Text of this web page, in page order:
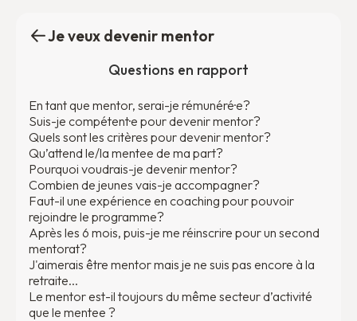
Je veux devenir mentor
Questions en rapport
En tant que mentor, serai-je rémunéré·e?
Suis-je compétent·e pour devenir mentor?
Quels sont les critères pour devenir mentor?
Qu’attend le/la mentee de ma part?
Pourquoi voudrais-je devenir mentor?
Combien de jeunes vais-je accompagner?
Faut-il une expérience en coaching pour pouvoir
rejoindre le programme?
Après les 6 mois, puis-je me réinscrire pour un second
mentorat?
J'aimerais être mentor mais je ne suis pas encore à la
retraite...
Le mentor est-il toujours du même secteur d’activité
que le mentee ?